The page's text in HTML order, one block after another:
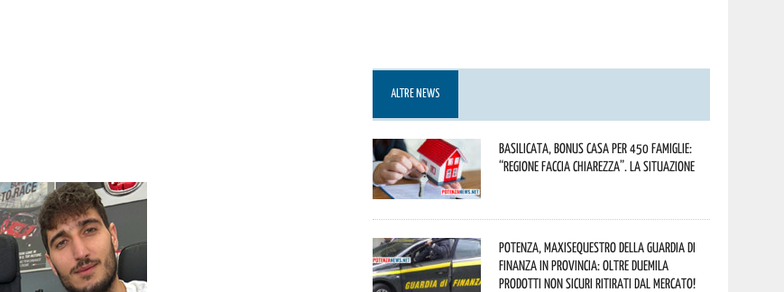
ALTRE NEWS
Basilicata, Bonus casa per 450 famiglie:
“Regione faccia chiarezza”. La situazione
Potenza, maxisequestro della Guardia di
Finanza in provincia: oltre duemila
prodotti non sicuri ritirati dal mercato!